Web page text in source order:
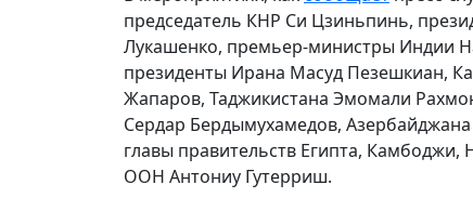
председатель КНР Си Цзиньпинь,
Лукашенко, премьер-министры Индии
президенты Ирана Масуд Пезешкиан,
Жапаров, Таджикистана Эмомали
Сердар Бердымухамедов,
главы правительств Египта,
ООН Антониу Гутерриш.